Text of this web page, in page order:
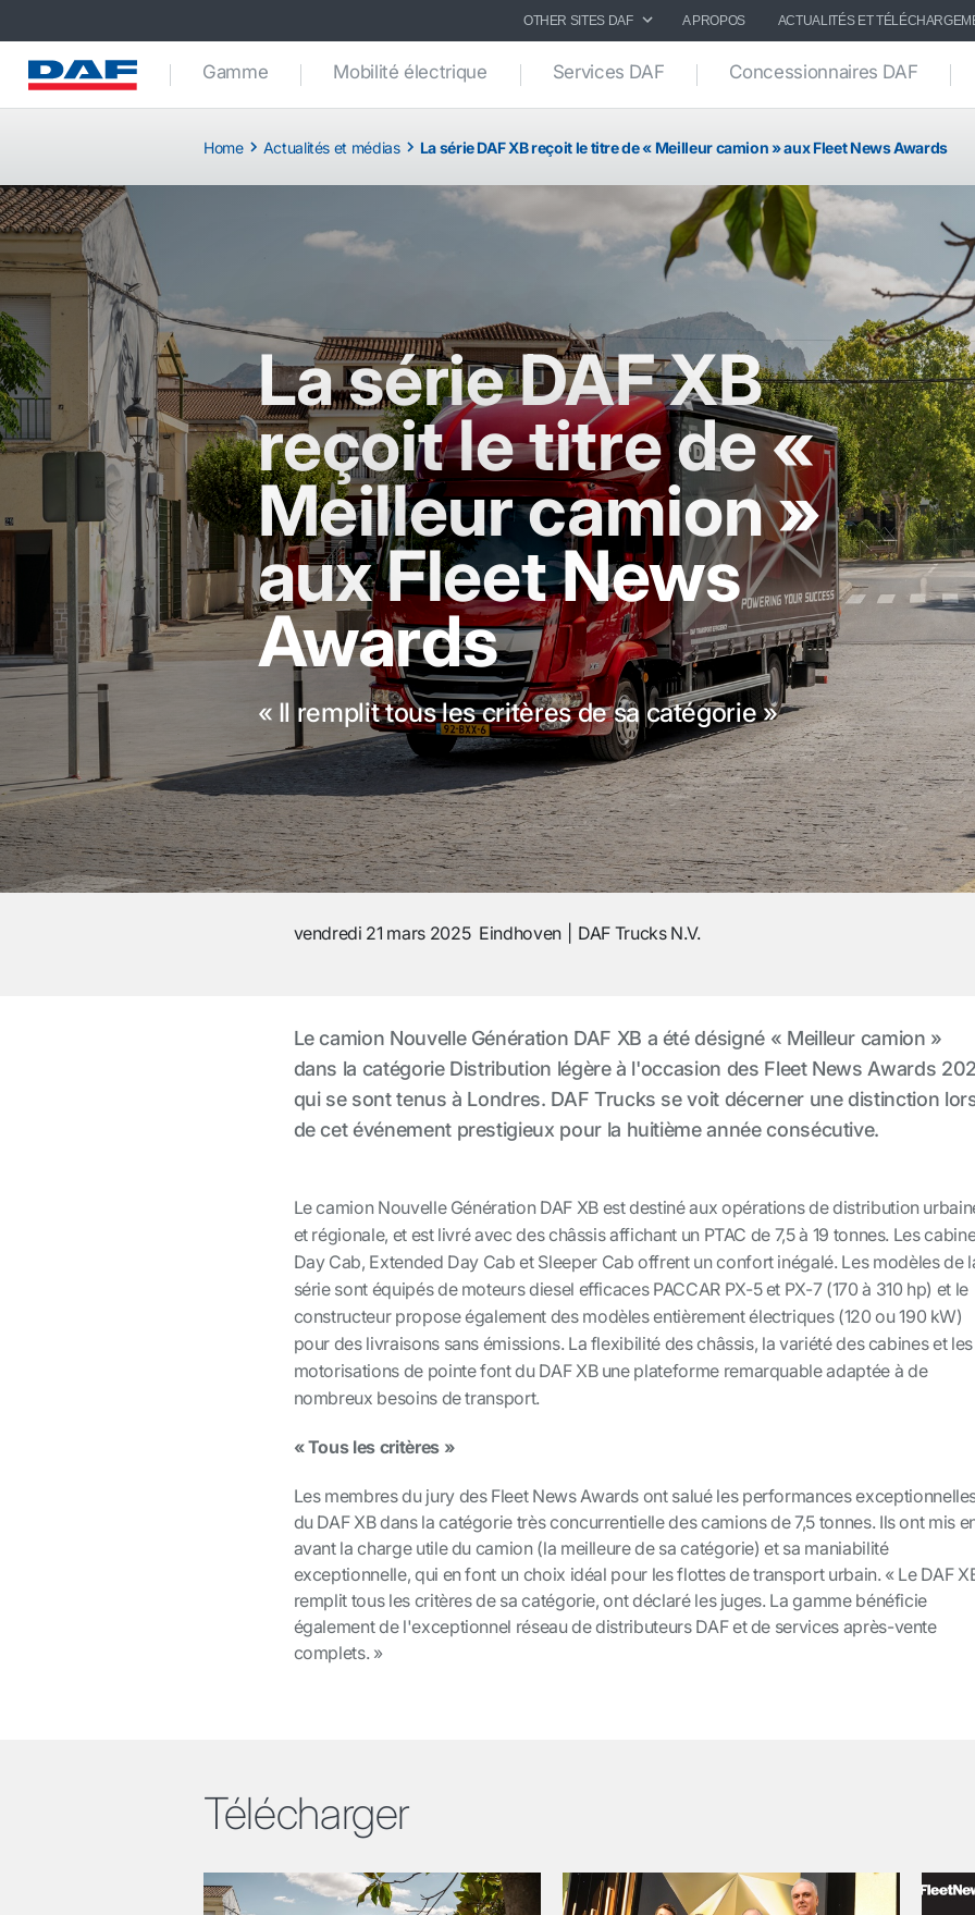
OTHER SITES DAF A PROPOS ACTUALITÉS ET
Gamme Mobilité électrique Services DAF Concessionnaires DAF
Home Actualités et médias La série DAF XB reçoit le titre de « Meilleur camion » aux Fleet News Awards
La série DAF XB
reçoit le titre de «
Meilleur camion »
aux Fleet News
Awards
« Il remplit tous les critères de sa catégorie »
vendredi 21 mars 2025 Eindhoven DAF Trucks N.V.
Le camion Nouvelle Génération DAF XB a été désigné « Meilleur camion »
dans la catégorie Distribution légère à l'occasion des Fleet News Awards
qui se sont tenus à Londres. DAF Trucks se voit décerner une distinction
de cet événement prestigieux pour la huitième année consécutive.
Le camion Nouvelle Génération DAF XB est destiné aux opérations de distribution
et régionale, et est livré avec des châssis affichant un PTAC de 7,5 à 19 tonnes. Les
Day Cab, Extended Day Cab et Sleeper Cab offrent un confort inégalé. Les modèles de
série sont équipés de moteurs diesel efficaces PACCAR PX-5 et PX-7 (170 à 310 hp) et le
constructeur propose également des modèles entièrement électriques (120 ou 190 kW)
pour des livraisons sans émissions. La flexibilité des châssis, la variété des cabines et les
motorisations de pointe font du DAF XB une plateforme remarquable adaptée à de
nombreux besoins de transport.
« Tous les critères »
Les membres du jury des Fleet News Awards ont salué les performances
du DAF XB dans la catégorie très concurrentielle des camions de 7,5 tonnes. Ils ont mis
avant la charge utile du camion (la meilleure de sa catégorie) et sa maniabilité
exceptionnelle, qui en font un choix idéal pour les flottes de transport urbain. « Le DAF
remplit tous les critères de sa catégorie, ont déclaré les juges. La gamme bénéficie
également de l'exceptionnel réseau de distributeurs DAF et de services après-vente
complets. »
Télécharger